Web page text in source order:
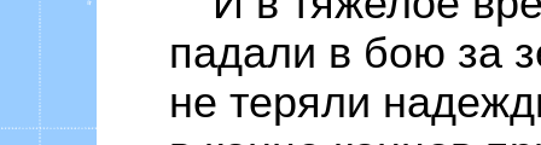
падали в бою за
не теряли